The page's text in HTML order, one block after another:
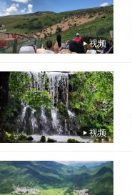
视频
视频